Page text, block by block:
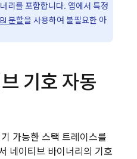
리를 포함합니다. 앱에서 특정
분할을 사용하여 불필요한 아
기호 자동
가능한 스택 트레이스를
네이티브 바이너리의 기호